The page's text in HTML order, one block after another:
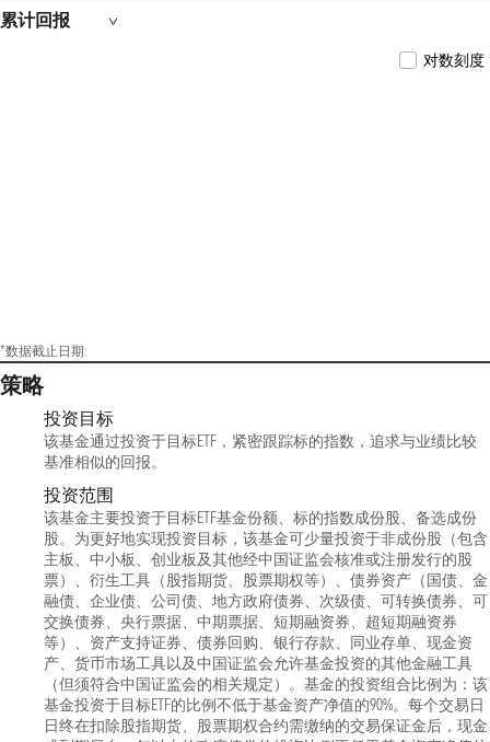
证在线消费ETF基金经理；2022年1月26日至今，
任南方中证500增强策略ETF基金经理；2022年11
累计回报
对数刻度
*数据截止日期:
策略
投资目标
该基金通过投资于目标ETF，紧密跟踪标的指数，追求与业绩比较
基准相似的回报。
投资范围
该基金主要投资于目标ETF基金份额、标的指数成份股、备选成份
股。为更好地实现投资目标，该基金可少量投资于非成份股（包含
主板、中小板、创业板及其他经中国证监会核准或注册发行的股
票）、衍生工具（股指期货、股票期权等）、债券资产（国债、金
融债、企业债、公司债、地方政府债券、次级债、可转换债券、可
交换债券、央行票据、中期票据、短期融资券、超短期融资券
等）、资产支持证券、债券回购、银行存款、同业存单、现金资
产、货币市场工具以及中国证监会允许基金投资的其他金融工具
（但须符合中国证监会的相关规定）。基金的投资组合比例为：该
基金投资于目标ETF的比例不低于基金资产净值的90%。每个交易日
日终在扣除股指期货、股票期权合约需缴纳的交易保证金后，现金